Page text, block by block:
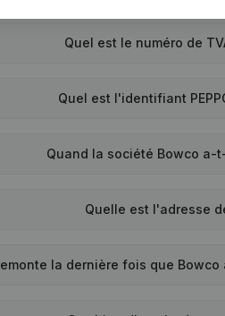
Quel est le numéro de
Quel est l'identifiant
Quand la société Bowco a-
Quelle est l'adresse
la dernière fois que